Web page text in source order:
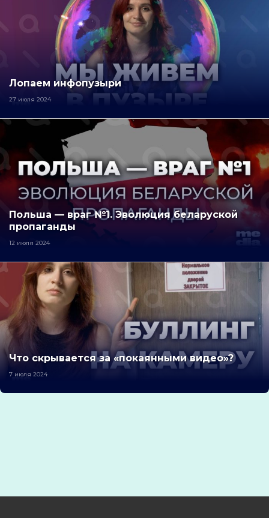
Лопаем инфопузыри
27 июля 2024
Польша — враг №1. Эволюция беларуской
пропаганды
12 июля 2024
Что скрывается за «покаянными видео»?
7 июля 2024